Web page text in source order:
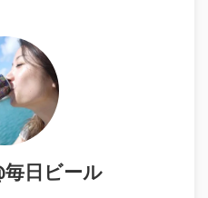
日ビール